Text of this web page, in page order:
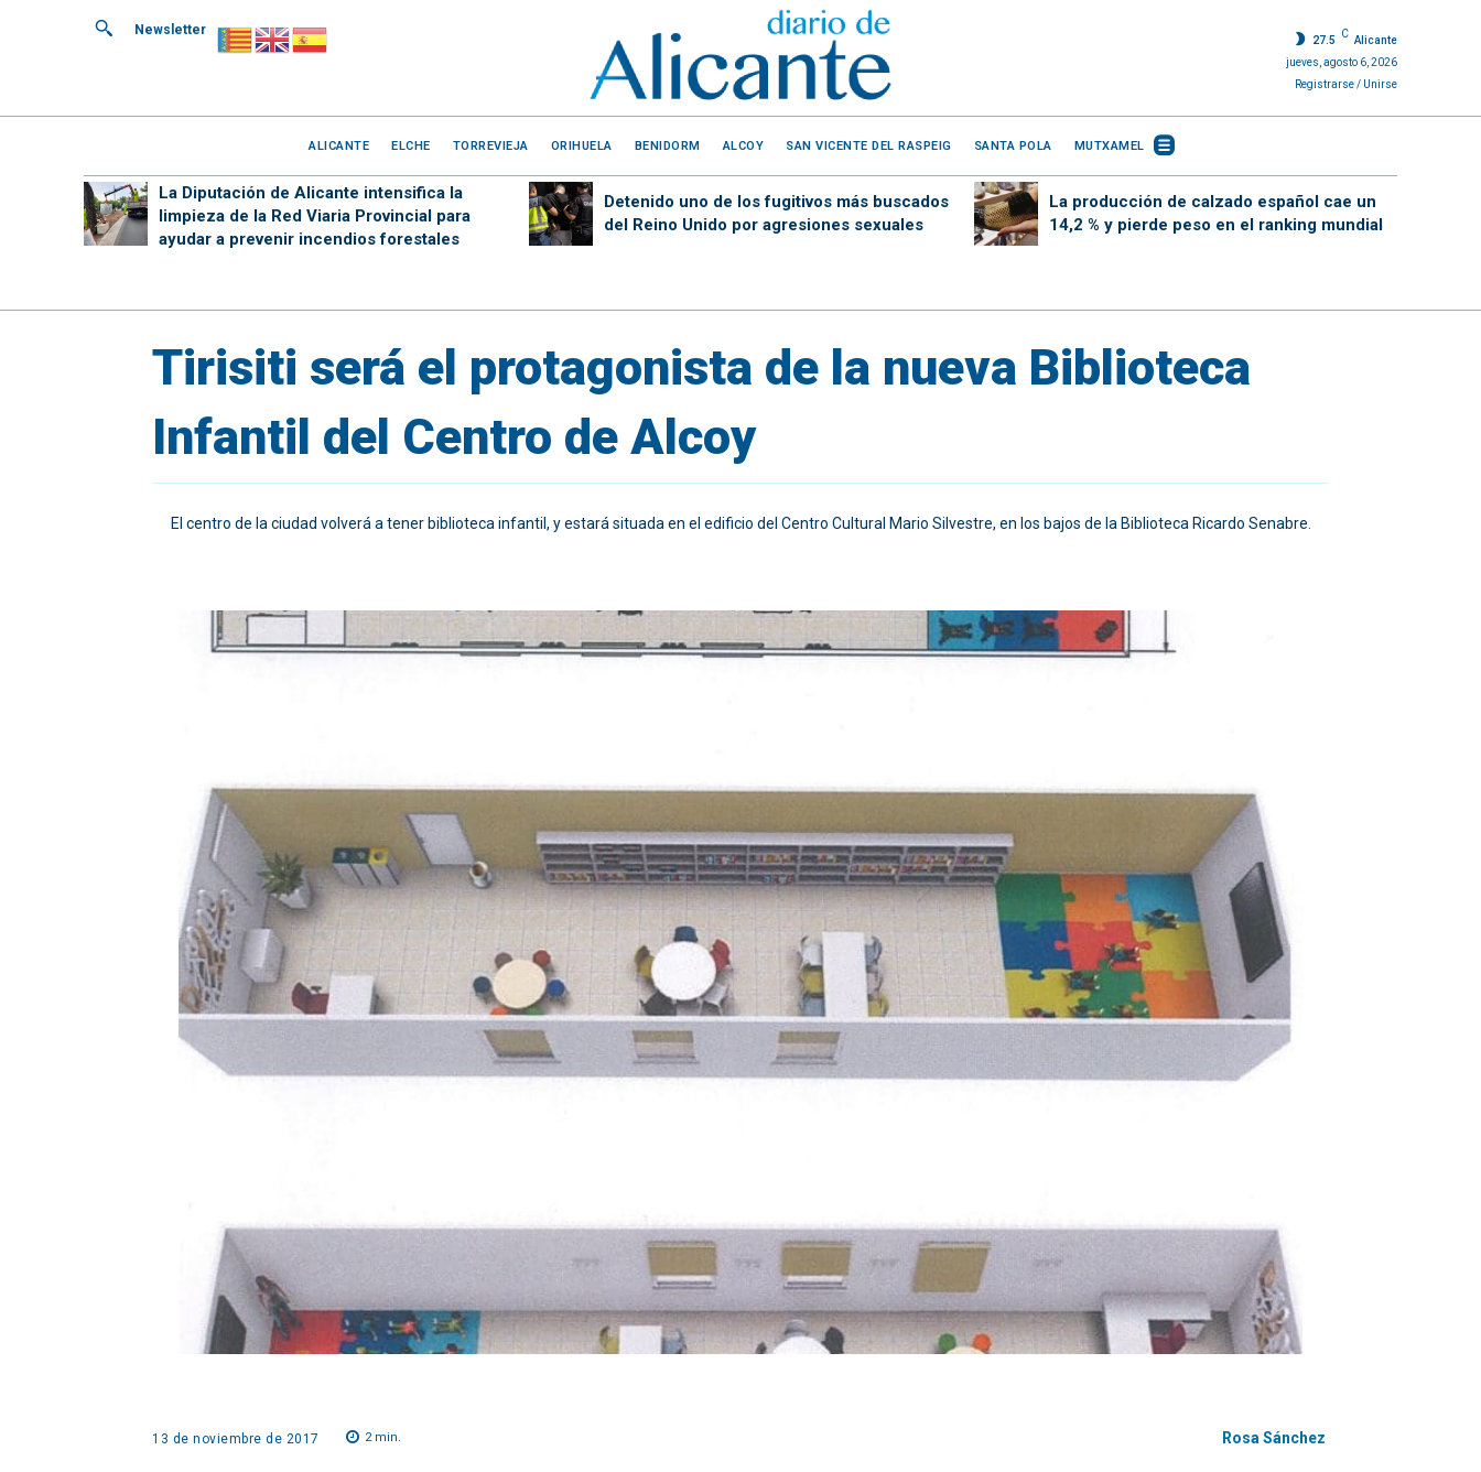
Newsletter
27.5
C
Alicante
jueves, agosto 6, 2026
Registrarse / Unirse
ALICANTE ELCHE TORREVIEJA ORIHUELA BENIDORM ALCOY SAN VICENTE DEL RASPEIG SANTA POLA MUTXAMEL
La Diputación de Alicante intensifica la
limpieza de la Red Viaria Provincial para
ayudar a prevenir incendios forestales
Detenido uno de los fugitivos más buscados
del Reino Unido por agresiones sexuales
La producción de calzado español cae un
14,2 % y pierde peso en el ranking mundial
Tirisiti será el protagonista de la nueva Biblioteca
Infantil del Centro de Alcoy
El centro de la ciudad volverá a tener biblioteca infantil, y estará situada en el edificio del Centro Cultural Mario Silvestre, en los bajos de la Biblioteca Ricardo Senabre.
13 de noviembre de 2017 2min. Rosa Sánchez